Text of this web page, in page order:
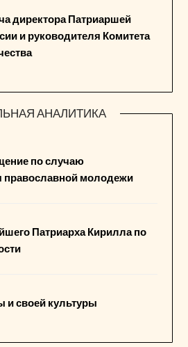
директора Патриаршей
и руководителя Комитета
АНАЛИТИКА
по случаю
православной молодежи
Патриарха Кирилла по
и своей культуры